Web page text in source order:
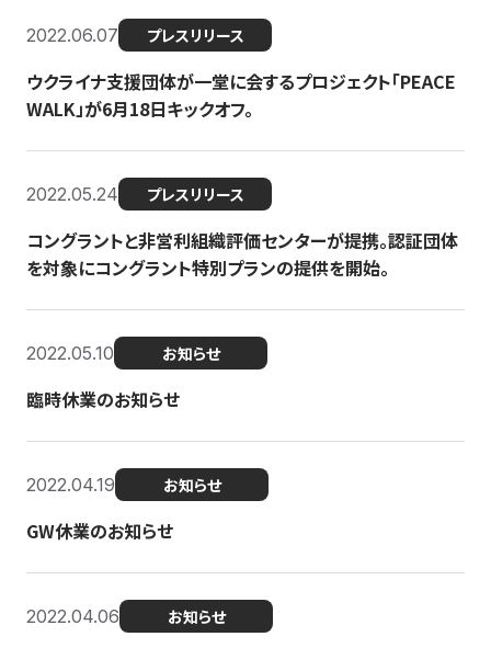
2022.06.07 プレスリリース
ウクライナ支援団体が一堂に会するプロジェクト「PEACE
WALK」が6月18日キックオフ。
2022.05.24 プレスリリース
コングラントと非営利組織評価センターが提携。認証団体
を対象にコングラント特別プランの提供を開始。
2022.05.10 お知らせ
臨時休業のお知らせ
2022.04.19 お知らせ
GW休業のお知らせ
2022.04.06 お知らせ